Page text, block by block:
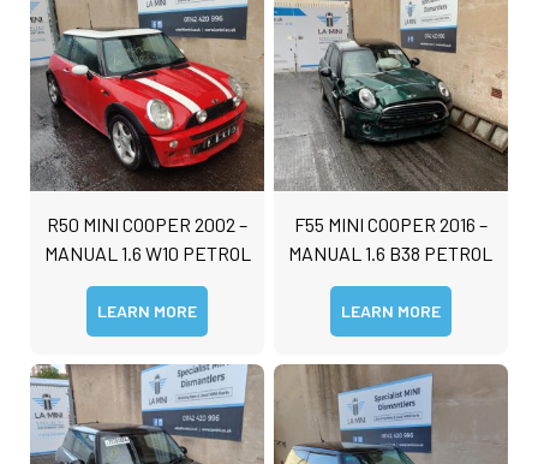
R50 MINI COOPER 2002 –
MANUAL 1.6 W10 PETROL
LEARN MORE
F55 MINI COOPER 2016 –
MANUAL 1.6 B38 PETROL
LEARN MORE